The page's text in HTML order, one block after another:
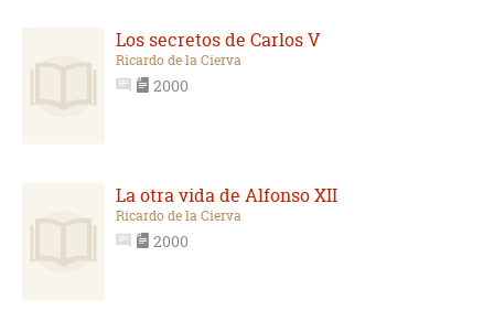
Los secretos de Carlos V
Ricardo de la Cierva
2000
La otra vida de Alfonso XII
Ricardo de la Cierva
2000